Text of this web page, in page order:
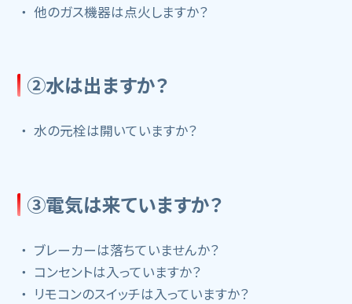
他のガス機器は点火しますか？
②水は出ますか？
水の元栓は開いていますか？
③電気は来ていますか？
ブレーカーは落ちていませんか？
コンセントは入っていますか？
リモコンのスイッチは入っていますか？